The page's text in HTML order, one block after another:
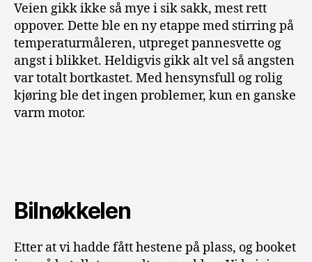
Veien gikk ikke så mye i sik sakk, mest rett
oppover. Dette ble en ny etappe med stirring på
temperaturmåleren, utpreget pannesvette og
angst i blikket. Heldigvis gikk alt vel så angsten
var totalt bortkastet. Med hensynsfull og rolig
kjøring ble det ingen problemer, kun en ganske
varm motor.
Bilnøkkelen
Etter at vi hadde fått hestene på plass, og booket